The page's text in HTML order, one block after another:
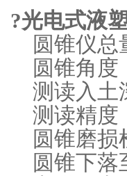
?光电式液
圆锥仪总
圆锥角度
测读入土
测读精度
圆锥磨损
圆锥下落